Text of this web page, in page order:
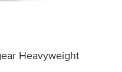
Heavyweight